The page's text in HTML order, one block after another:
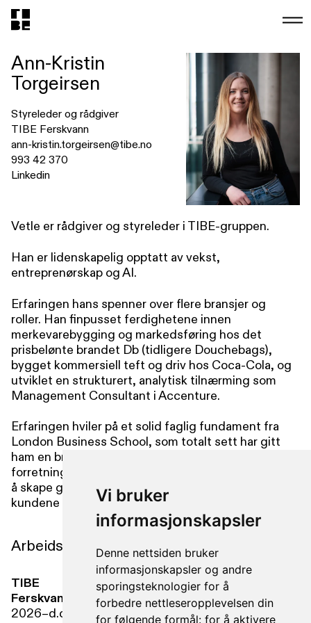
Vi bruker
informasjonskapsler
Denne nettsiden bruker
informasjonskapsler og andre
sporingsteknologier for å
forbedre nettleseropplevelsen din
for følgende formål: for å aktivere
Ann-Kristin
Torgeirsen
Styreleder og rådgiver
TIBE Ferskvann
ann-kristin.torgeirsen@tibe.no
993 42 370
Linkedin
Vetle er rådgiver og styreleder i TIBE-gruppen.
Han er lidenskapelig opptatt av vekst,
entreprenørskap og AI.
Erfaringen hans spenner over flere bransjer og
roller. Han finpusset ferdighetene innen
merkevarebygging og markedsføring hos det
prisbelønte brandet Db (tidligere Douchebags),
bygget kommersiell teft og driv hos Coca-Cola, og
utviklet en strukturert, analytisk tilnærming som
Management Consultant i Accenture.
Erfaringen hviler på et solid faglig fundament fra
London Business School, som totalt sett har gitt
ham en bred og praktisk forståelse av
forretningsverdenen – noe han bruker hver dag for
å skape gode resultater, både hos oss og for
kundene våre.
Arbeidserfaring
TIBE
Ferskvann
2026–d.d.
Innholdsrådgiver